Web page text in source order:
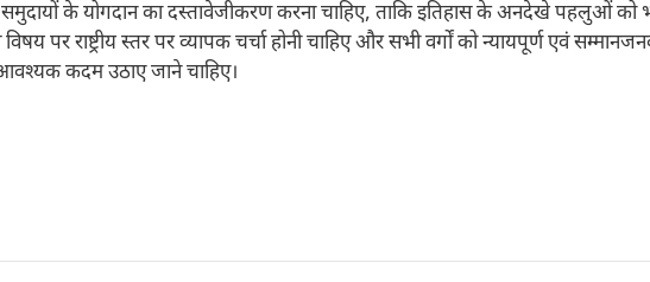
समुदायों के योगदान का दस्तावेजीकरण करना चाहिए, ताकि इतिहास के अनदेखे पहलुओं को
पर राष्ट्रीय स्तर पर व्यापक चर्चा होनी चाहिए और सभी वर्गों को न्यायपूर्ण एवं
आवश्यक कदम उठाए जाने चाहिए।